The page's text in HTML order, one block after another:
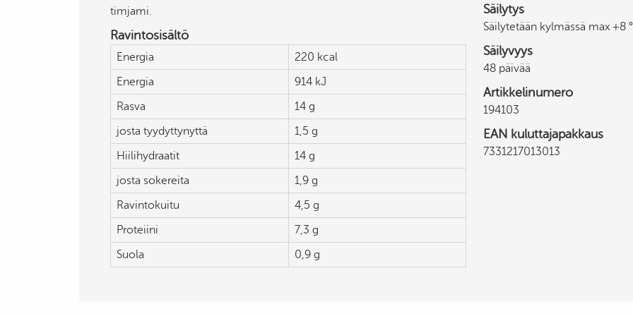
timjami.
Ravintosisältö
Energia
220 kcal
Energia
914 kJ
Rasva
14 g
josta tyydyttynyttä
1,5 g
Hiilihydraatit
14 g
josta sokereita
1,9 g
Ravintokuitu
4,5 g
Proteiini
7,3 g
Suola
0,9 g
Säilytys
Säilytetään kylmässä max +8
Säilyvyys
48 päivää
Artikkelinumero
194103
EAN kuluttajapakkaus
7331217013013